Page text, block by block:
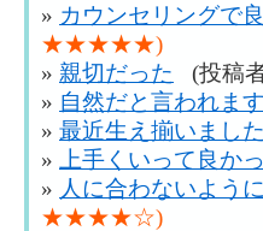
» カウンセリングで
★★★★★)
» 親切だった (投稿
» 自然だと言われます
» 最近生え揃いました
»
上手くいって良か
» 人に合わないよう
★★★★☆)